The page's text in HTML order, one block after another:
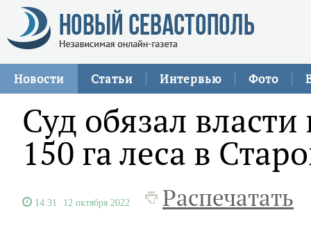
Новости Статьи Интервью Фото
Суд обязал
150 га леса в
14:31 12 октября 2022 Распечатать